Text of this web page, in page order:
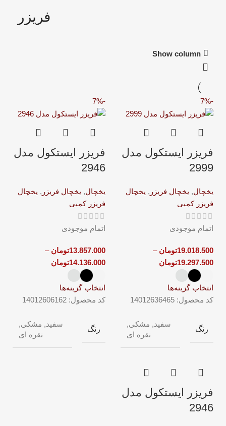
فریزر
Show column
-7%
فریزر ایستکول مدل
2999
یخچال, یخچال فریزر , یخچال
فریزر کمبی
اتمام موجودی
19.018.500تومان –
19.297.500تومان
انتخاب گزینه‌ها
کد محصول: 14012636465
رنگ
سفید, مشکی,
نقره ای
-7%
فریزر ایستکول مدل
2946
یخچال, یخچال فریزر , یخچال
فریزر کمبی
اتمام موجودی
13.857.000تومان –
14.136.000تومان
انتخاب گزینه‌ها
کد محصول: 14012606162
رنگ
سفید, مشکی,
نقره ای
فریزر ایستکول مدل
2946